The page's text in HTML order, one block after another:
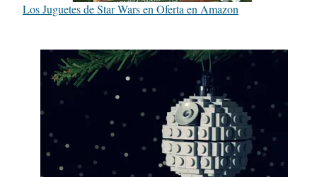
Los Juguetes de Star Wars en Oferta en Amazon